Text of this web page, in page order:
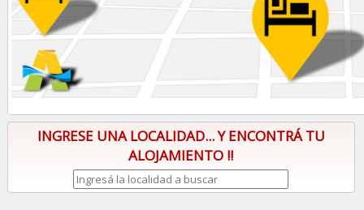
INGRESE UNA LOCALIDAD... Y ENCONTRÁ TU
ALOJAMIENTO !!